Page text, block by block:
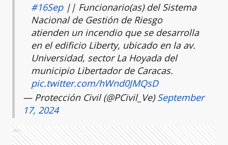
#16Sep|| Funcionario(as) del Sistema
Nacional de Gestión de Riesgo
atienden un incendio que se desarrolla
en el edificio Liberty, ubicado en la av.
Universidad, sector La Hoyada del
municipio Libertador de Caracas.
pic.twitter.com/hWnd0JMQsD
— Protección Civil (@PCivil_Ve)September
17, 2024
Ads